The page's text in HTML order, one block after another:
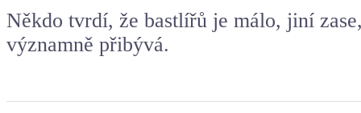
Někdo tvrdí, že bastlířů je málo, jiní
významně přibývá.